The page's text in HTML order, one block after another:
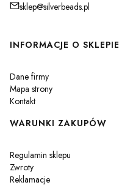
sklep@silverbeads.pl
Linki w stopce
INFORMACJE O SKLEPIE
Dane firmy
Mapa strony
Kontakt
WARUNKI ZAKUPÓW
Regulamin sklepu
Zwroty
Reklamacje